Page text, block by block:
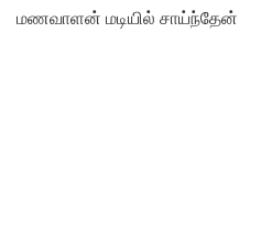
மணவாளன் மடியில் சாய்ந்தேன்